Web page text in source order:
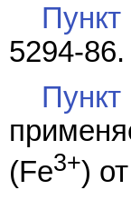
5294-86.
(Fe3+)